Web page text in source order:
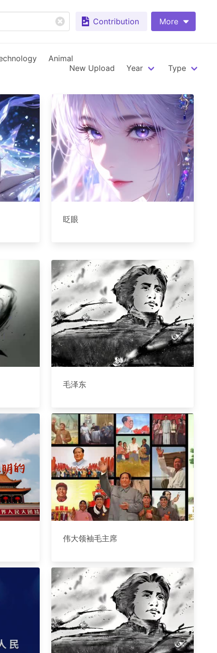
Contribution More
Animal
New Upload
Year Type
眨眼
毛泽东
伟大领袖毛主席